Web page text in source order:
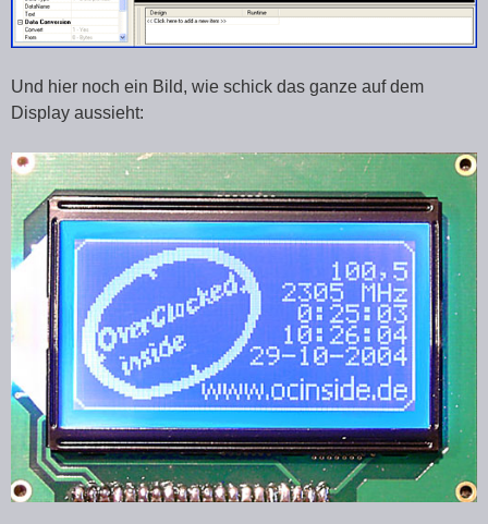
Und hier noch ein Bild, wie schick das ganze auf dem
Display aussieht: